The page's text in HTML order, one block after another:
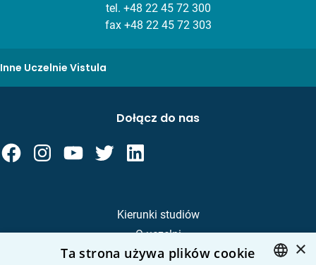
tel. +48 22 45 72 300
fax +48 22 45 72 303
Inne Uczelnie Vistula
Kierunki studiów
O uczelni
Kandydat
Dołącz do nas
×
Ta strona używa plików cookie